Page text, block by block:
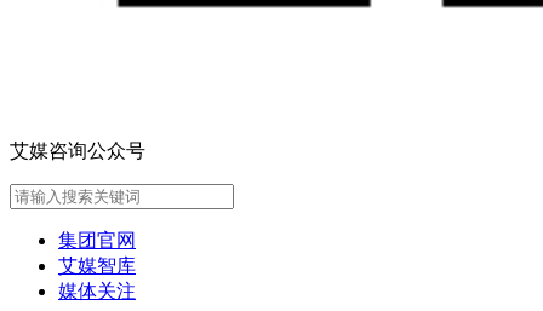
艾媒咨询公众号
集团官网
艾媒智库
媒体关注